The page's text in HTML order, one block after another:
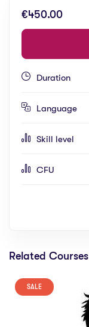
€450.00
Duration
Language
Skill level
CFU
Related Courses
SALE